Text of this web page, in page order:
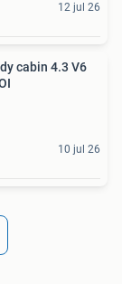
12 jul 26
cabin 4.3 V6
10 jul 26